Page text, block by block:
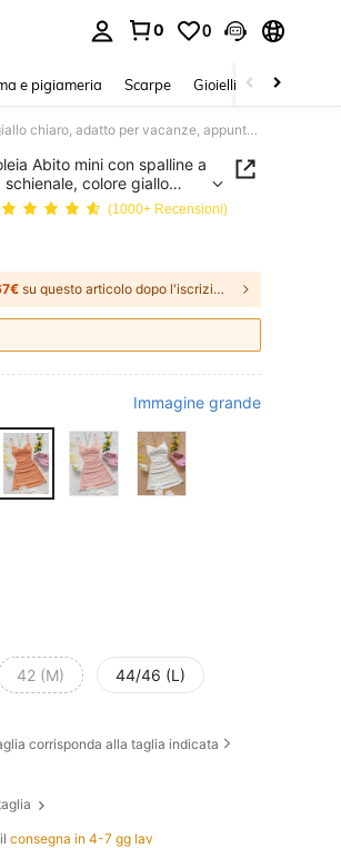
0 0
e pigiameria Scarpe Gioielli E Accessori
Soleia Abito mini con spalline a spaghetti, arricciato e senza schienale, colore giallo chiaro, adatto per vacanze, appuntamenti, San Valentino, pomeriggio del tè, vacanze, festival musicali, stile bohémien
Abito mini con spalline a
colore giallo
San
festival musicali,
(1000+ Recensioni)
su questo articolo dopo l'iscrizione.
Immagine grande
42 (M) 44/46 (L)
corrisponda alla taglia indicata
consegna in 4-7 gg lav